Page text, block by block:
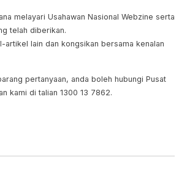
melayari Usahawan Nasional Webzine serta
telah diberikan.
artikel lain dan kongsikan bersama kenalan
pertanyaan, anda boleh hubungi Pusat
kami di talian 1300 13 7862.